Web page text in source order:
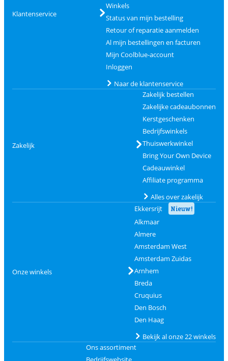
Klantenservice
Winkels
Status van mijn bestelling
Retour of reparatie aanmelden
Al mijn bestellingen en facturen
Mijn Coolblue-account
Inloggen
Naar de klantenservice
Zakelijk
Zakelijk bestellen
Zakelijke cadeaubonnen
Kerstgeschenken
Bedrijfswinkels
Thuiswerkwinkel
Bring Your Own Device
Cadeauwinkel
Affiliate programma
Alles over zakelijk
Onze winkels
Ekkersrijt Nieuw!
Alkmaar
Almere
Amsterdam West
Amsterdam Zuidas
Arnhem
Breda
Cruquius
Den Bosch
Den Haag
Bekijk al onze 22 winkels
Ons assortiment